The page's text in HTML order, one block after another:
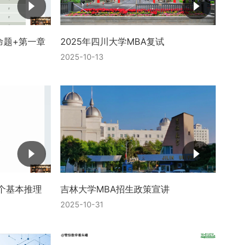
题+第一章
2025年四川大学MBA复试
2025-10-13
基本推理 吉林大学MBA招生政策宣讲
2025-10-31